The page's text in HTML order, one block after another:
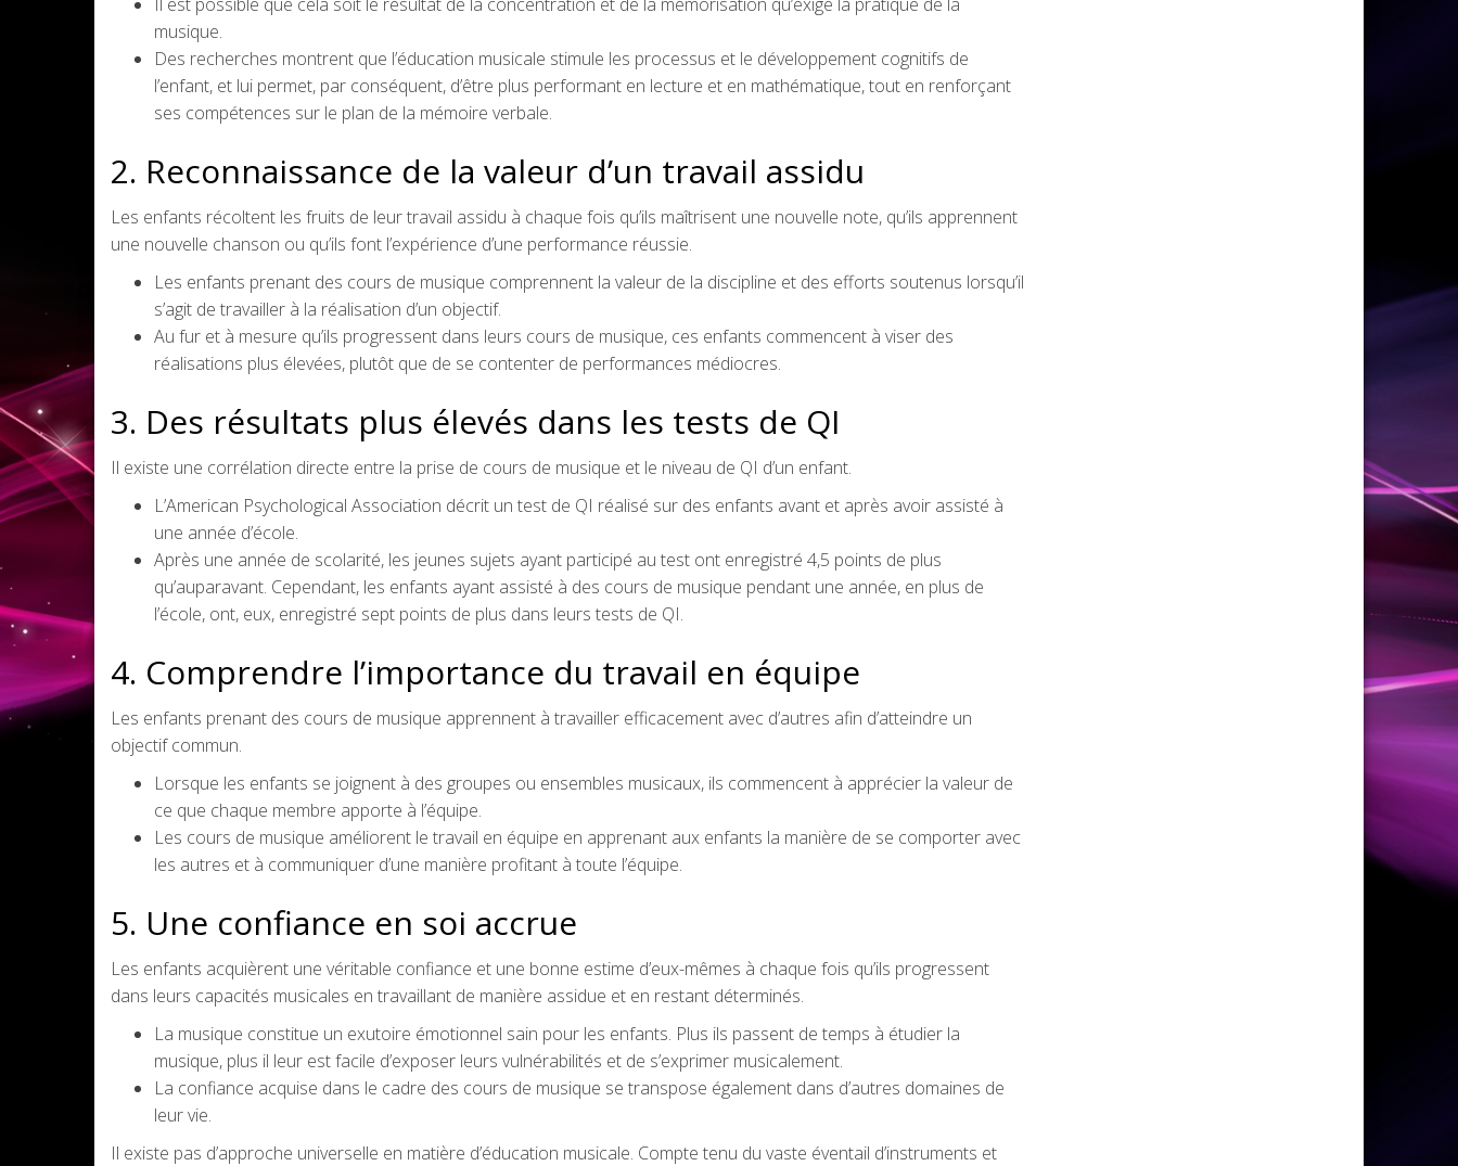
musique.
Des recherches montrent que l’éducation musicale stimule les processus et le développement cognitifs de
l’enfant, et lui permet, par conséquent, d’être plus performant en lecture et en mathématique, tout en renforçant
ses compétences sur le plan de la mémoire verbale.
2. Reconnaissance de la valeur d’un travail assidu
Les enfants récoltent les fruits de leur travail assidu à chaque fois qu’ils maîtrisent une nouvelle note, qu’ils apprennent
une nouvelle chanson ou qu’ils font l’expérience d’une performance réussie.
Les enfants prenant des cours de musique comprennent la valeur de la discipline et des efforts soutenus lorsqu’il
s’agit de travailler à la réalisation d’un objectif.
Au fur et à mesure qu’ils progressent dans leurs cours de musique, ces enfants commencent à viser des
réalisations plus élevées, plutôt que de se contenter de performances médiocres.
3. Des résultats plus élevés dans les tests de QI
Il existe une corrélation directe entre la prise de cours de musique et le niveau de QI d’un enfant.
L’American Psychological Association décrit un test de QI réalisé sur des enfants avant et après avoir assisté à
une année d’école.
Après une année de scolarité, les jeunes sujets ayant participé au test ont enregistré 4,5 points de plus
qu’auparavant. Cependant, les enfants ayant assisté à des cours de musique pendant une année, en plus de
l’école, ont, eux, enregistré sept points de plus dans leurs tests de QI.
4. Comprendre l’importance du travail en équipe
Les enfants prenant des cours de musique apprennent à travailler efficacement avec d’autres afin d’atteindre un
objectif commun.
Lorsque les enfants se joignent à des groupes ou ensembles musicaux, ils commencent à apprécier la valeur de
ce que chaque membre apporte à l’équipe.
Les cours de musique améliorent le travail en équipe en apprenant aux enfants la manière de se comporter avec
les autres et à communiquer d’une manière profitant à toute l’équipe.
5. Une confiance en soi accrue
Les enfants acquièrent une véritable confiance et une bonne estime d’eux-mêmes à chaque fois qu’ils progressent
dans leurs capacités musicales en travaillant de manière assidue et en restant déterminés.
La musique constitue un exutoire émotionnel sain pour les enfants. Plus ils passent de temps à étudier la
musique, plus il leur est facile d’exposer leurs vulnérabilités et de s’exprimer musicalement.
La confiance acquise dans le cadre des cours de musique se transpose également dans d’autres domaines de
leur vie.
Il existe pas d’approche universelle en matière d’éducation musicale. Compte tenu du vaste éventail d’instruments et